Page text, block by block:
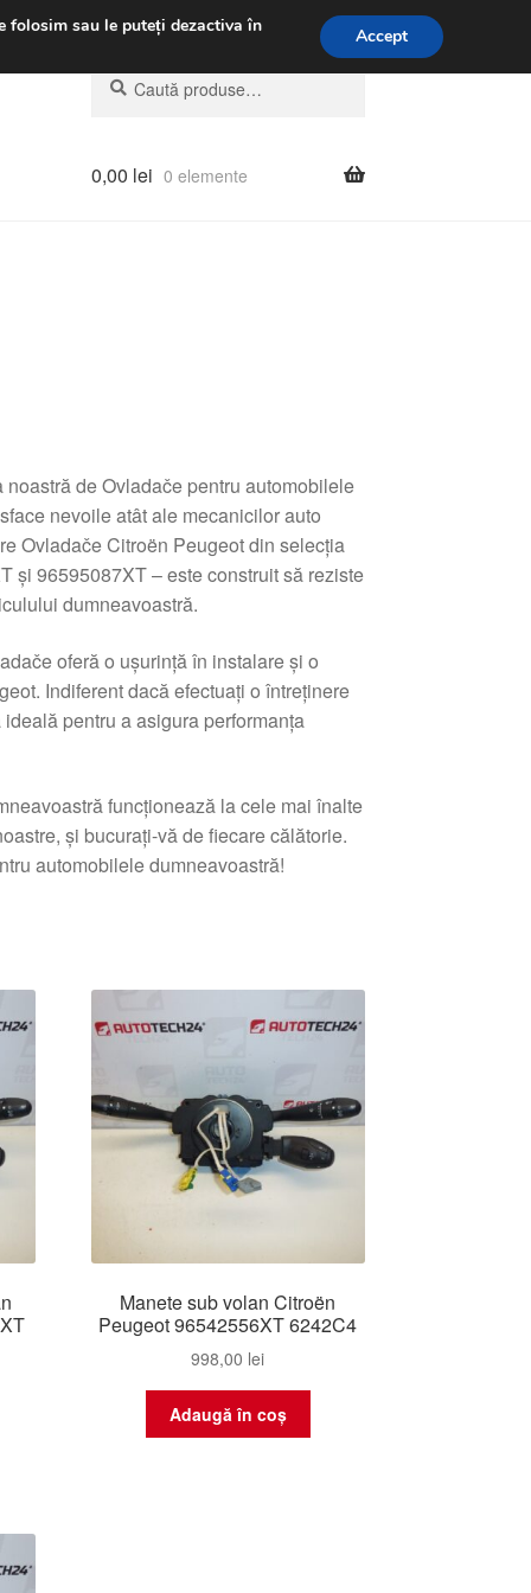
031 229 6816
Caută
după:
Caută
0,00 lei 0 elemente
de Ovladače pentru automobilele
nevoile atât ale mecanicilor auto
Ovladače Citroën Peugeot din selecția
și 96595087XT – este construit să reziste
dumneavoastră.
oferă o ușurință în instalare și o
Indiferent dacă efectuați o întreținere
pentru a asigura performanța
funcționează la cele mai înalte
și bucurați-vă de fiecare călătorie.
automobilele dumneavoastră!
Manete sub volan Citroën
Peugeot 96542556XT 6242C4
998,00 lei
Adaugă în coș
folosim sau le puteți dezactiva în
Accept